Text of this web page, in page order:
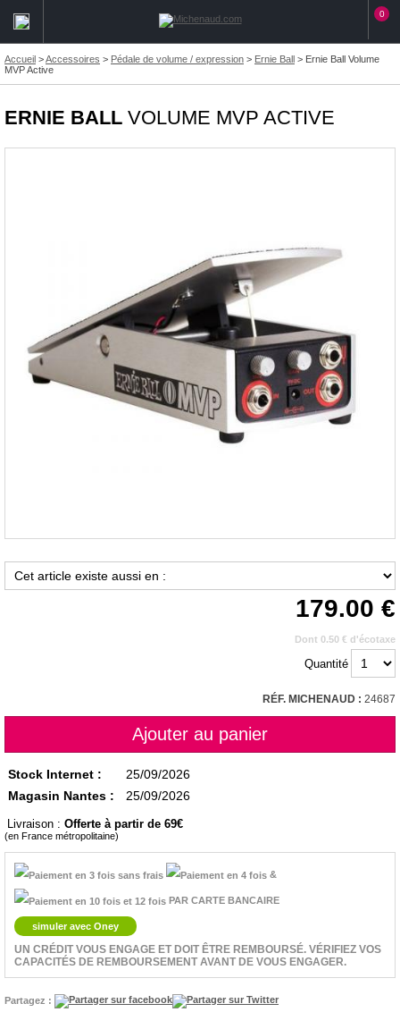
0
Accueil >Accessoires > Pédale de volume / expression > Ernie Ball > Ernie Ball Volume
MVP Active
ERNIE BALL VOLUME MVP ACTIVE
179.00
Dont 0.50 € d'écotaxe
Quantité
RÉF. MICHENAUD : 24687
Stock Internet :
25/09/2026
Magasin Nantes :
25/09/2026
Livraison : Offerte à partir de 69
(en France métropolitaine)
&
PAR CARTE BANCAIRE
simuler avec Oney
UN CRÉDIT VOUS ENGAGE ET DOIT ÊTRE REMBOURSÉ. VÉRIFIEZ VOS
CAPACITÉS DE REMBOURSEMENT AVANT DE VOUS ENGAGER.
Partagez :